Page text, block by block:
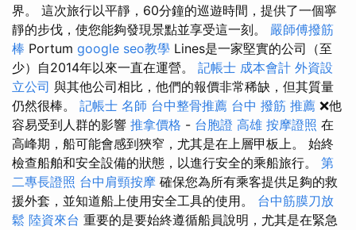
界。 這次旅行以平靜，60分鐘的巡遊時間，提供了一個寧
靜的步伐，使您能夠發現景點並享受這一刻。 嚴師傅撥筋
棒 Portum google seo教學 Lines是一家堅實的公司（至
少）自2014年以來一直在運營。 記帳士 成本會計 外資設
立公司 與其他公司相比，他們的報價非常稀缺，但其質量
仍然很棒。 記帳士 名師 台中整骨推薦 台中 撥筋 推薦 ❌他
容易受到人群的影響 推拿價格 - 台胞證 高雄 按摩證照 在
高峰期，船可能會感到狹窄，尤其是在上層甲板上。 始終
檢查船舶和安全設備的狀態，以進行安全的乘船旅行。 第
二專長證照 台中肩頸按摩 確保您為所有乘客提供足夠的救
援外套，並知道船上使用安全工具的使用。 台中筋膜刀放
鬆 陸資來台 重要的是要始終遵循船員說明，尤其是在緊急